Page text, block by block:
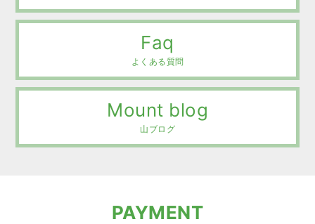
Faq
よくある質問
Mount blog
山ブログ
PAYMENT